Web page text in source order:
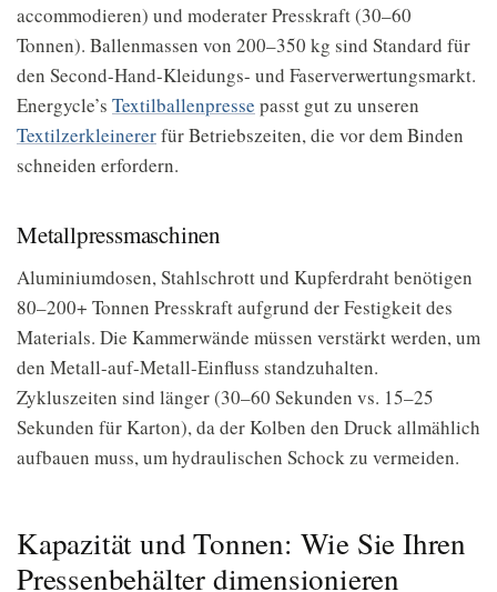
accommodieren) und moderater Presskraft (30–60
Tonnen). Ballenmassen von 200–350 kg sind Standard für
den Second-Hand-Kleidungs- und Faserverwertungsmarkt.
Energycle’s Textilballenpresse passt gut zu unseren
Textilzerkleinererfür Betriebszeiten, die vor dem Binden
schneiden erfordern.
Metallpressmaschinen
Aluminiumdosen, Stahlschrott und Kupferdraht benötigen
80–200+ Tonnen Presskraft aufgrund der Festigkeit des
Materials. Die Kammerwände müssen verstärkt werden, um
den Metall-auf-Metall-Einfluss standzuhalten.
Zykluszeiten sind länger (30–60 Sekunden vs. 15–25
Sekunden für Karton), da der Kolben den Druck allmählich
aufbauen muss, um hydraulischen Schock zu vermeiden.
Kapazität und Tonnen: Wie Sie Ihren
Pressenbehälter dimensionieren